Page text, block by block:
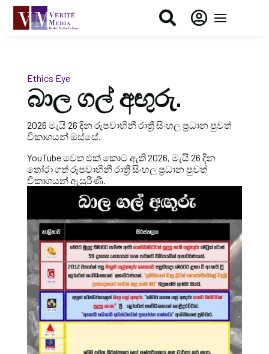
 
Ethics Eye
බාල ගල් අඟුරු.
2026 මැයි 26 දින රූපවාහිනී රාත්‍රී සිංහල ප්‍රධාන පුවත්
විකාශයන් ඔස්සේ.
YouTube වෙත එක් කොට ඇති 2026, මැයි 26 දින
තෝරා ගත් රූපවාහිනී රාත්‍රී සිංහල ප්‍රධාන පුවත්
විකාශයන් ඇසුරිණි.